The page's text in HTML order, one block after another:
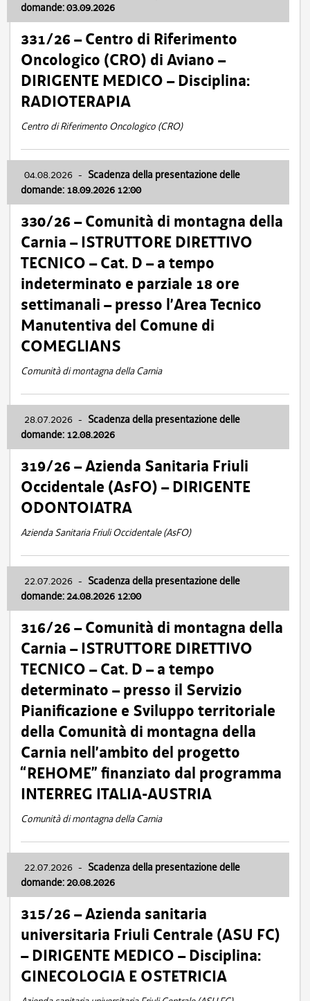
domande: 03.09.2026
331/26 – Centro di Riferimento
Oncologico (CRO) di Aviano –
DIRIGENTE MEDICO – Disciplina:
RADIOTERAPIA
Centro di Riferimento Oncologico (CRO)
04.08.2026 - Scadenza della presentazione delle
domande: 18.09.2026 12:00
330/26 – Comunità di montagna della
Carnia – ISTRUTTORE DIRETTIVO
TECNICO – Cat. D – a tempo
indeterminato e parziale 18 ore
settimanali – presso l’Area Tecnico
Manutentiva del Comune di
COMEGLIANS
Comunità di montagna della Carnia
28.07.2026 - Scadenza della presentazione delle
domande: 12.08.2026
319/26 – Azienda Sanitaria Friuli
Occidentale (AsFO) – DIRIGENTE
ODONTOIATRA
Azienda Sanitaria Friuli Occidentale (AsFO)
22.07.2026 - Scadenza della presentazione delle
domande: 24.08.2026 12:00
316/26 – Comunità di montagna della
Carnia – ISTRUTTORE DIRETTIVO
TECNICO – Cat. D – a tempo
determinato – presso il Servizio
Pianificazione e Sviluppo territoriale
della Comunità di montagna della
Carnia nell’ambito del progetto
“REHOME” finanziato dal programma
INTERREG ITALIA-AUSTRIA
Comunità di montagna della Carnia
22.07.2026 - Scadenza della presentazione delle
domande: 20.08.2026
315/26 – Azienda sanitaria
universitaria Friuli Centrale (ASU FC)
– DIRIGENTE MEDICO – Disciplina:
GINECOLOGIA E OSTETRICIA